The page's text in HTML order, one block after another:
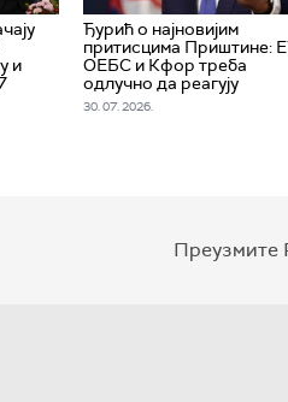
и
Ђурић о најновијим
притисцима Приштине:
ОЕБС и Кфор треба
одлучно да реагују
30. 07. 2026.
Преузмите